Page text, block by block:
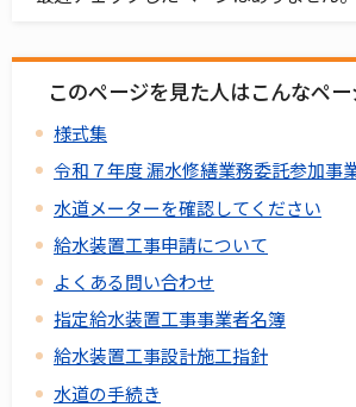
このページを見た人はこんなペ
様式集
令和７年度 漏水修繕業務委託参加事
水道メーターを確認してください
給水装置工事申請について
よくある問い合わせ
指定給水装置工事事業者名簿
給水装置工事設計施工指針
水道の手続き